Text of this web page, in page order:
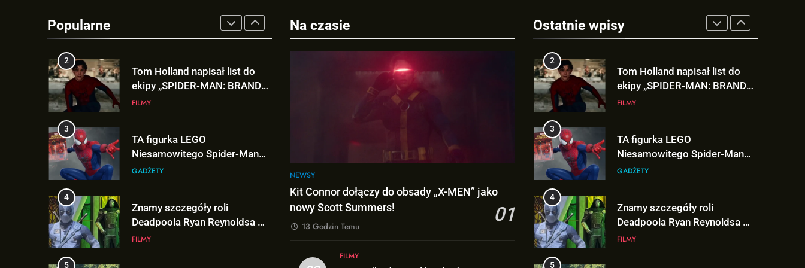
Popularne
„X-MEN” jako nowy Scott
2
Tom Holland napisał list do
ekipy „SPIDER-MAN: BRAND
NEW DAY” i… potwierdził swój
FILMY
3
TA figurka LEGO
Niesamowitego Spider-Mana
jest warta tysiące dolarów!
GADŻETY
4
Znamy szczegóły roli
Deadpoola Ryan Reynoldsa w
„AVENGERS: DOOMSDAY”!
FILMY
5
Na czasie
NEWSY
Kit Connor dołączy do obsady „X-MEN” jako
nowy Scott Summers!
01
13 Godzin Temu
FILMY
Ostatnie wpisy„X-MEN” jako nowy Scott
Summers!
NEWSY
2
Tom Holland napisał list do
ekipy „SPIDER-MAN: BRAND
NEW DAY” i… potwierdził swój
FILMY
3
TA figurka LEGO
Niesamowitego Spider-Mana
jest warta tysiące dolarów!
GADŻETY
4
Znamy szczegóły roli
Deadpoola Ryan Reynoldsa w
„AVENGERS: DOOMSDAY”!
FILMY
5